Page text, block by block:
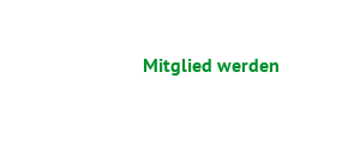
Mitglied werden